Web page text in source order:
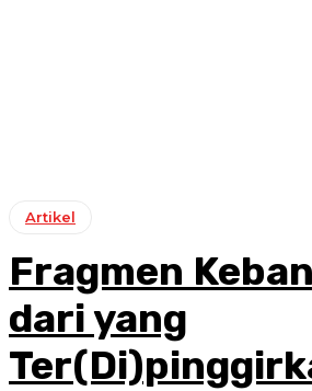
Artikel
Fragmen
dari yang